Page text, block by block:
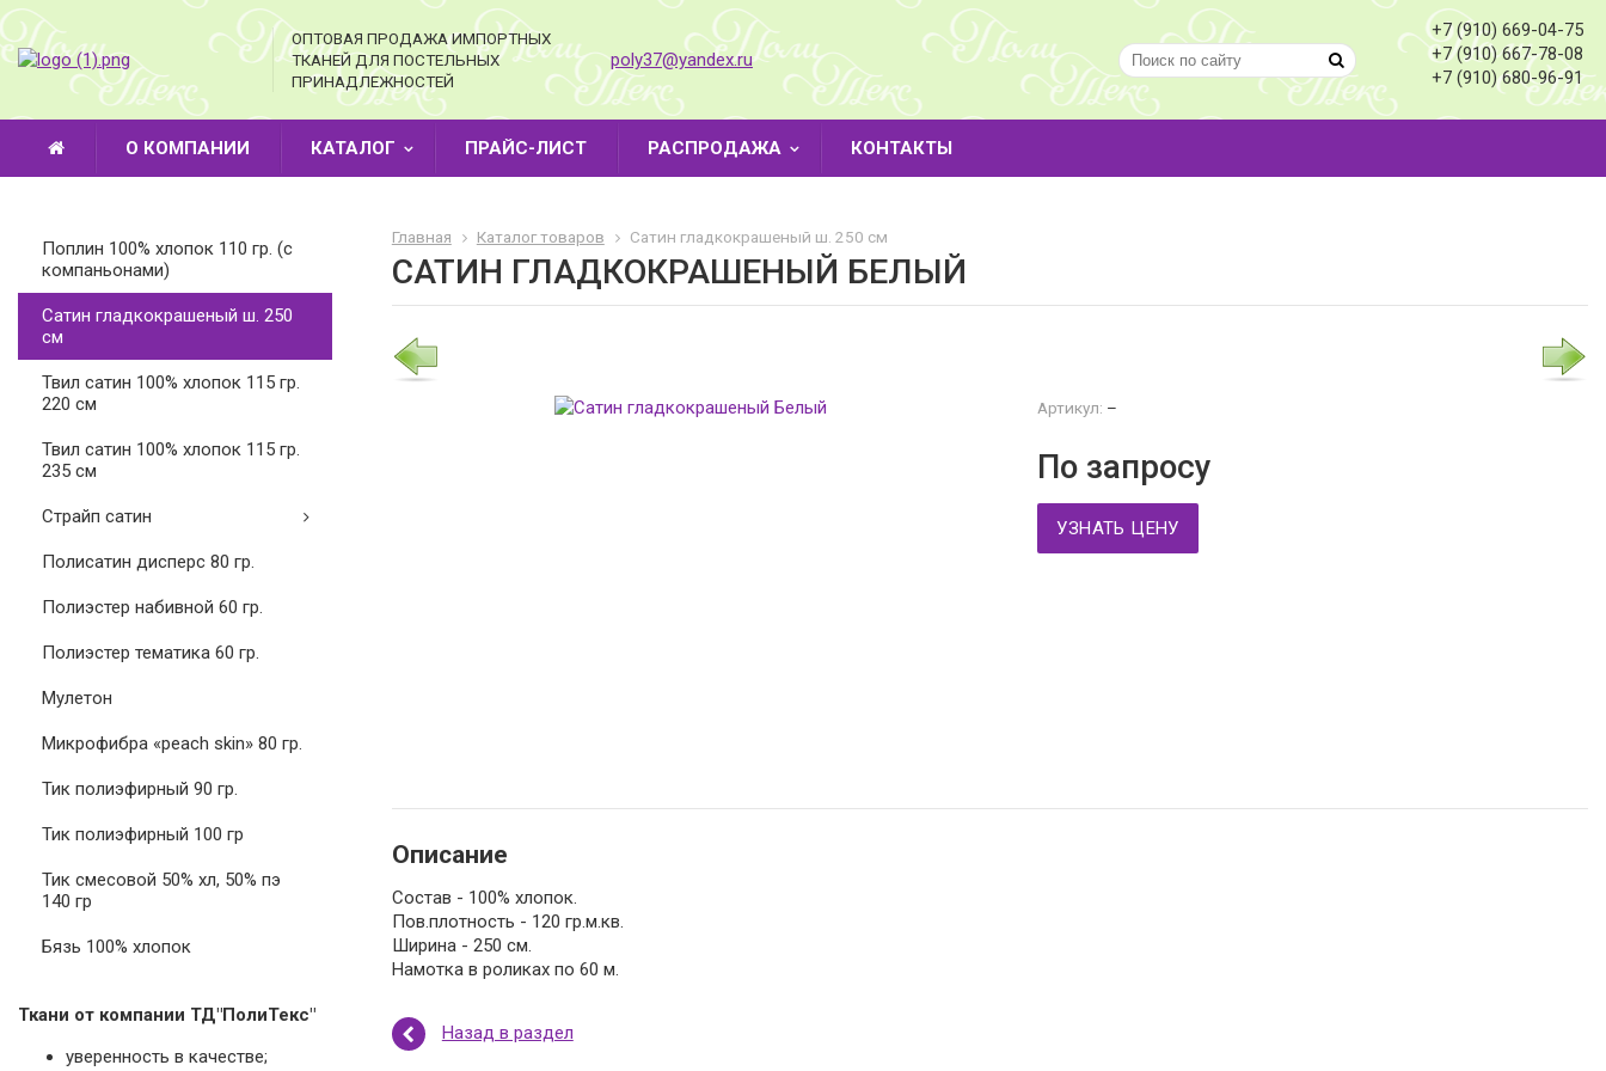
ОПТОВАЯ ПРОДАЖА ИМПОРТНЫХ
ТКАНЕЙ ДЛЯ ПОСТЕЛЬНЫХ
ПРИНАДЛЕЖНОСТЕЙ
poly37@yandex.ru
+7 (910) 669-04-75
+7 (910) 667-78-08
+7 (910) 680-96-91
О КОМПАНИИ КАТАЛОГ ПРАЙС-ЛИСТ РАСПРОДАЖА КОНТАКТЫ
Поплин 100% хлопок 110 гр. (с
компаньонами)
Cатин гладкокрашеный ш. 250
см
Твил сатин 100% хлопок 115 гр.
220 см
Твил сатин 100% хлопок 115 гр.
235 см
Страйп сатин
Полисатин дисперс 80 гр.
Полиэстер набивной 60 гр.
Полиэстер тематика 60 гр.
Мулетон
Микрофибра «peach skin» 80 гр.
Тик полиэфирный 90 гр.
Тик полиэфирный 100 гр
Тик смесовой 50% хл, 50% пэ
140 гр
Бязь 100% хлопок
Ткани от компании ТД"ПолиТекс"
уверенность в качестве;
Главная Каталог товаров Cатин гладкокрашеный ш. 250 см
CАТИН ГЛАДКОКРАШЕНЫЙ БЕЛЫЙ
Артикул: –
По запросу
УЗНАТЬ ЦЕНУ
Описание
Состав - 100% хлопок.
Пов.плотность - 120 гр.м.кв.
Ширина - 250 см.
Намотка в роликах по 60 м.
Назад в раздел